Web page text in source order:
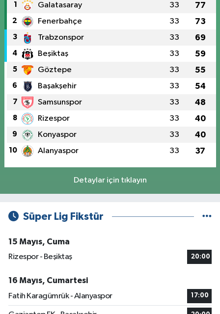
1 Galatasaray 33 77
2 Fenerbahçe 33 73
3 Trabzonspor 33 69
4 Beşiktaş 33 59
5 Göztepe 33 55
6 Başakşehir 33 54
7 Samsunspor 33 48
8 Rizespor 33 40
9 Konyaspor 33 40
10 Alanyaspor 33 37
Detaylar için tıklayın
Süper Lig Fikstür
15 Mayıs, Cuma
Rizespor - Beşiktaş
20:00
16 Mayıs, Cumartesi
Fatih Karagümrük - Alanyaspor
17:00